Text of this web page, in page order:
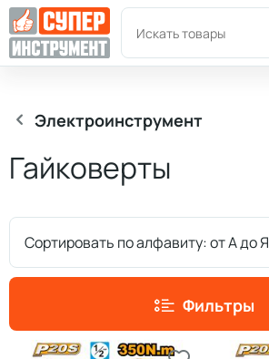
Пн-Пт: 9:00-18:00
Электроинструмент
Гайковерты
Сортировать по алфавиту: от А до Я
Фильтры